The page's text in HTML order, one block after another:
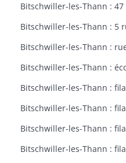
Bitschwiller-les-Thann :
Bitschwiller-les-Thann :
Bitschwiller-les-Thann :
Bitschwiller-les-Thann :
Bitschwiller-les-Thann :